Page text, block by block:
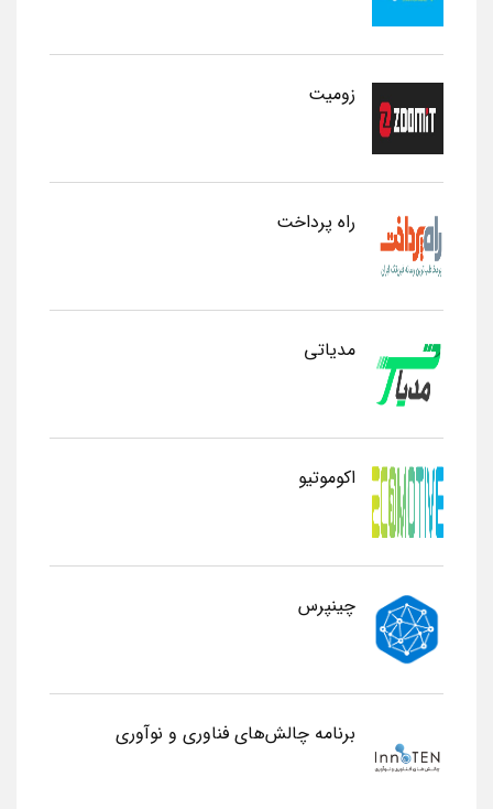
زومیت
راه پرداخت
مدیاتی
اکوموتیو
چینپرس
برنامه چالش‌های فناوری و نوآوری